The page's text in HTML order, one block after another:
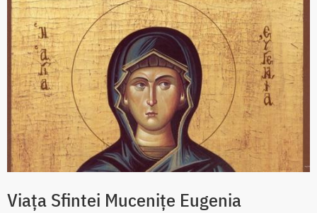
Viața Sfintei Mucenițe Eugenia